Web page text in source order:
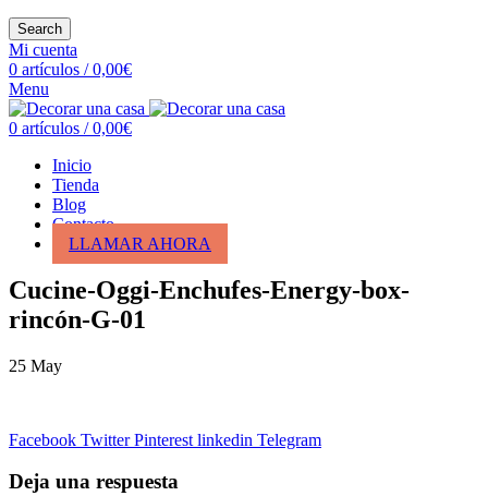
Search
Mi cuenta
0 artículos / 0,00€
Menu
0 artículos / 0,00€
Inicio
Tienda
Blog
Contacto
LLAMAR AHORA
Cucine-Oggi-Enchufes-Energy-box-
rincón-G-01
25 May
Facebook Twitter Pinterest linkedin Telegram
Deja una respuesta